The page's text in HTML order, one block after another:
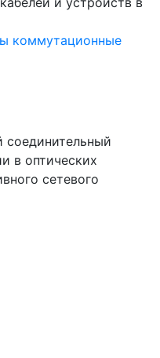
коммутационные
соединительный
в оптических
сетевого